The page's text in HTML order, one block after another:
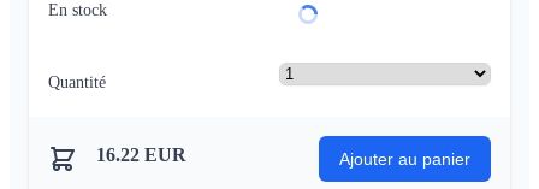
En stock
Quantité
16.22 EUR Ajouter au panier